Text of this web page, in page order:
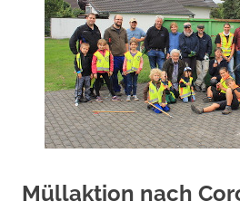
Müllaktion nach